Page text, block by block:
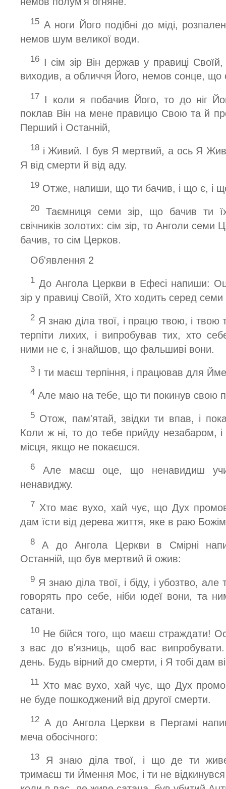
15 А ноги Його подібні до міді,
немов шум великої води.
16 І сім зір Він держав у правиці
виходив, а обличчя Його, немов сонце, що
17 І коли я побачив Його, то до ніг
поклав Він на мене правицю Свою та й
Перший і Останній,
18 і Живий. І був Я мертвий, а ось Я
Я від смерти й від аду.
19 Отже, напиши, що ти бачив, і що є, і
20 Таємниця семи зір, що бачив ти
свічників золотих: сім зір, то Анголи семи
бачив, то сім Церков.
Об'явлення 2
1 До Ангола Церкви в Ефесі напиши:
зір у правиці Своїй, Хто ходить серед семи
2 Я знаю діла твої, і працю твою, і твою
терпіти лихих, і випробував тих, хто
ними не є, і знайшов, що фальшиві вони.
3 І ти маєш терпіння, і працював для
4 Але маю на тебе, що ти покинув свою
5 Отож, пам'ятай, звідки ти впав, і
Коли ж ні, то до тебе прийду незабаром, і
місця, якщо не покаєшся.
6 Але маєш оце, що ненавидиш
ненавиджу.
7 Хто має вухо, хай чує, що Дух
дам їсти від дерева життя, яке в раю
8 А до Ангола Церкви в Смірні
Останній, що був мертвий й ожив:
9 Я знаю діла твої, і біду, і убозтво,
говорять про себе, ніби юдеї вони, та
сатани.
10 Не бійся того, що маєш страждати!
з вас до в'язниць, щоб вас
день. Будь вірний до смерти, і Я тобі дам
11 Хто має вухо, хай чує, що Дух
не буде пошкоджений від другої смерти.
12 А до Ангола Церкви в Пергамі
меча обосічного:
13 Я знаю діла твої, і що де ти
тримаєш ти Ймення Моє, і ти не відкинувся